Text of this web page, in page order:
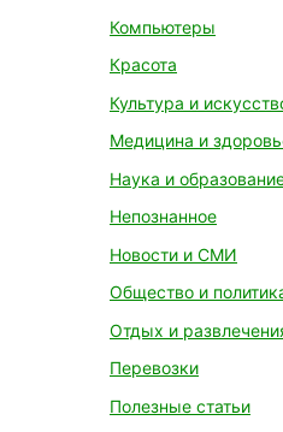
Компьютеры
Красота
Культура и
Медицина и
Наука и
Непознанное
Новости и СМИ
Общество и
Отдых и
Перевозки
Полезные статьи